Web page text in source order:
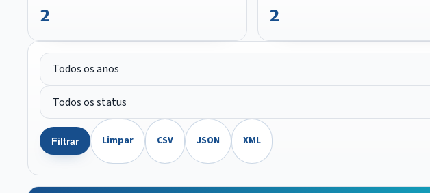
2 2
Filtrar Limpar CSV JSON XML